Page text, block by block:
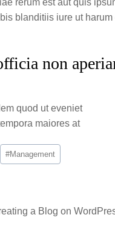
rerum est aut quis
blanditiis iure ut
non
quod ut eveniet
maiores at
#Management
a Blog on